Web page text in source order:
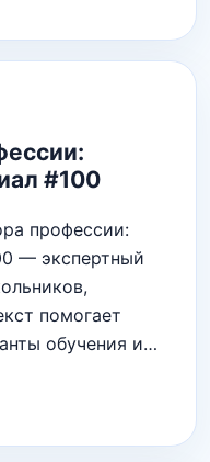
#100
профессии:
— экспертный
помогает
обучения и…